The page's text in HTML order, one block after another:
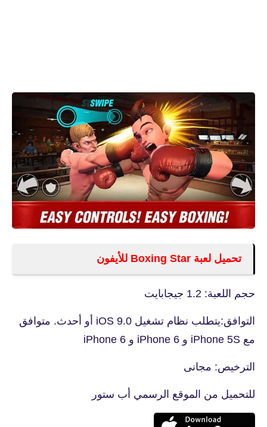
تحميل لعبة Boxing Star للأيفون
حجم اللعبة: 1.2 جيجابايت
التوافق:يتطلب نظام تشغيل iOS 9.0 أو أحدث. متوافق
مع iPhone 5S و iPhone 6 و iPhone 6
الترخيص: مجانى
للتحميل من الموقع الرسمي أب ستور